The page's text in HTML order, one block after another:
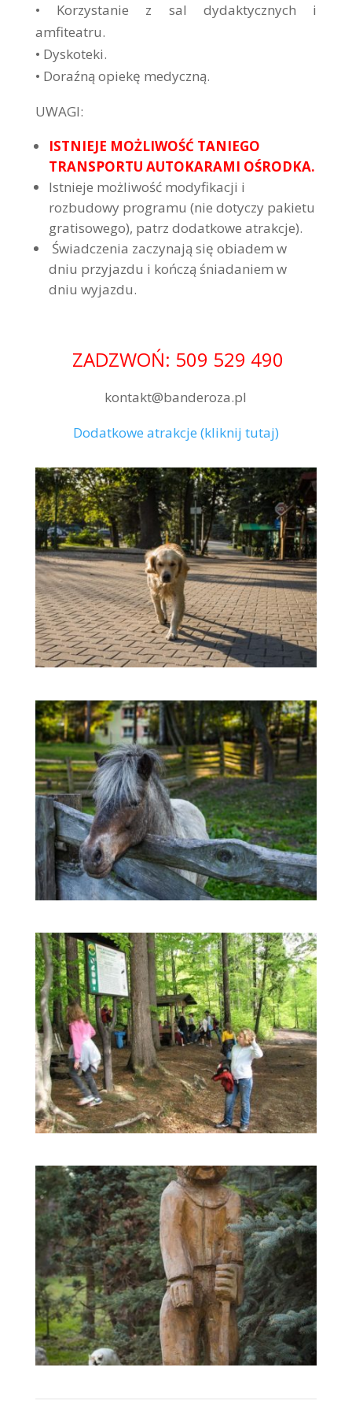
• Korzystanie z sal dydaktycznych i
amfiteatru.
• Dyskoteki.
• Doraźną opiekę medyczną.
UWAGI:
ISTNIEJE MOŻLIWOŚĆ TANIEGO
TRANSPORTU AUTOKARAMI OŚRODKA.
Istnieje możliwość modyfikacji i
rozbudowy programu (nie dotyczy pakietu
gratisowego), patrz dodatkowe atrakcje).
Świadczenia zaczynają się obiadem w
dniu przyjazdu i kończą śniadaniem w
dniu wyjazdu.
ZADZWOŃ: 509 529 490
kontakt@banderoza.pl
Dodatkowe atrakcje (kliknij tutaj)